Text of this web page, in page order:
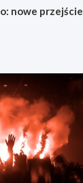
nowe przejście